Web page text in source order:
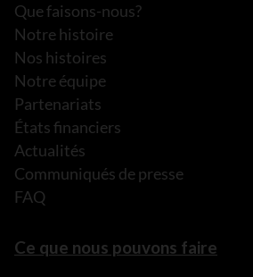
Que faisons-nous?
Notre histoire
Nos histoires
Notre équipe
Partenariats
États financiers
Actualités
Communiqués de presse
FAQ
Ce que nous pouvons faire